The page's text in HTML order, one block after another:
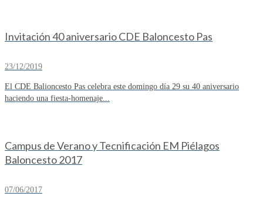
Invitación 40 aniversario CDE Baloncesto Pas
23/12/2019
El CDE Balioncesto Pas celebra este domingo día 29 su 40 aniversario
haciendo una fiesta-homenaje...
Campus de Verano y Tecnificación EM Piélagos
Baloncesto 2017
07/06/2017